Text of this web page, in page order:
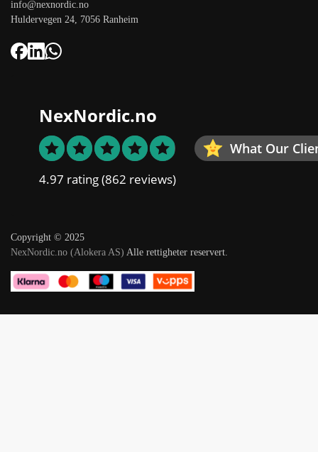
info@nexnordic.no
Huldervegen 24, 7056 Ranheim
NexNordic.no
What Our
4.97 rating(862 reviews)
Copyright © 2025
NexNordic.no (Alokera AS) Alle rettigheter reservert.